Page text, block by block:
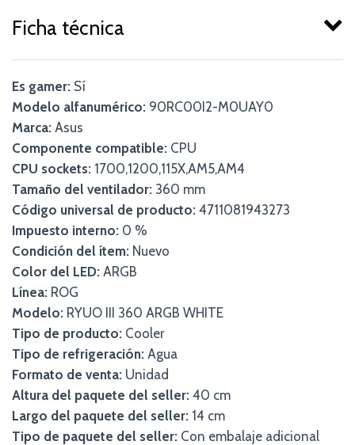
Ficha técnica
Es gamer: Sí
Modelo alfanumérico: 90RC00I2-M0UAY0
Marca: Asus
Componente compatible: CPU
CPU sockets: 1700,1200,115X,AM5,AM4
Tamaño del ventilador: 360 mm
Código universal de producto: 4711081943273
Impuesto interno: 0 %
Condición del ítem: Nuevo
Color del LED: ARGB
Línea: ROG
Modelo: RYUO III 360 ARGB WHITE
Tipo de producto: Cooler
Tipo de refrigeración: Agua
Formato de venta: Unidad
Altura del paquete del seller: 40 cm
Largo del paquete del seller: 14 cm
Tipo de paquete del seller: Con embalaje adicional